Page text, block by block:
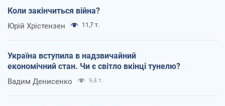
Коли закінчиться війна?
Юрій Хрістензен 11,7 т.
Україна вступила в надзвичайний
економічний стан. Чи є світло вкінці тунелю?
Вадим Денисенко 9,4 т.